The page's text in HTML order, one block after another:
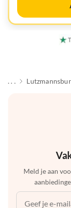
. . .
Meld je aan